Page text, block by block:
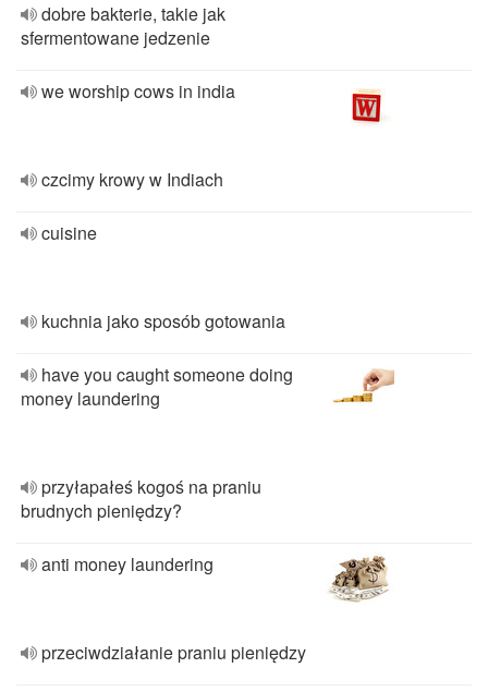
dobre bakterie, takie jak
sfermentowane jedzenie
we worship cows in india
czcimy krowy w Indiach
cuisine
kuchnia jako sposób gotowania
have you caught someone doing
money laundering
przyłapałeś kogoś na praniu
brudnych pieniędzy?
anti money laundering
przeciwdziałanie praniu pieniędzy